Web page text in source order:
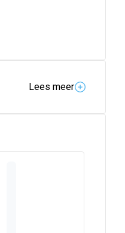
Lees meer
standaard verband
die aanvoelen als